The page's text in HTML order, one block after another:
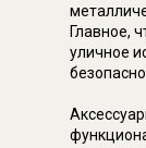
Главное,
уличное